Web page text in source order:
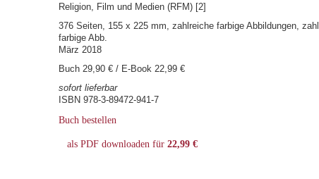
Religion, Film und Medien (RFM) [2]
376 Seiten, 155 x 225 mm, zahlreiche farbige Abbildungen,
farbige Abb.
März 2018
Buch 29,90 € / E-Book 22,99 €
sofort lieferbar
ISBN 978-3-89472-941-7
Buch bestellen
als PDF downloaden für 22,99 €